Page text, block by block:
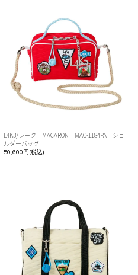
L4K3/レーク MACARON MAC-1184PA ショ
ルダーバッグ
50,600円(税込)